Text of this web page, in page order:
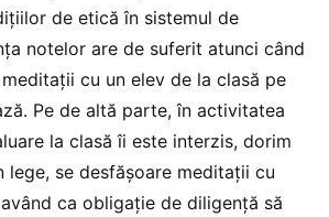
de etică în sistemul de
notelor are de suferit atunci când
cu un elev de la clasă pe
Pe de altă parte, în activitatea
la clasă îi este interzis, dorim
lege, se desfășoare meditații cu
ca obligație de diligență să